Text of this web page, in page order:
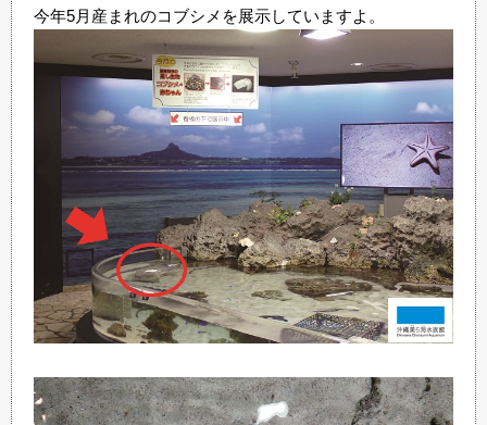
今年5月産まれのコブシメを展示していますよ。